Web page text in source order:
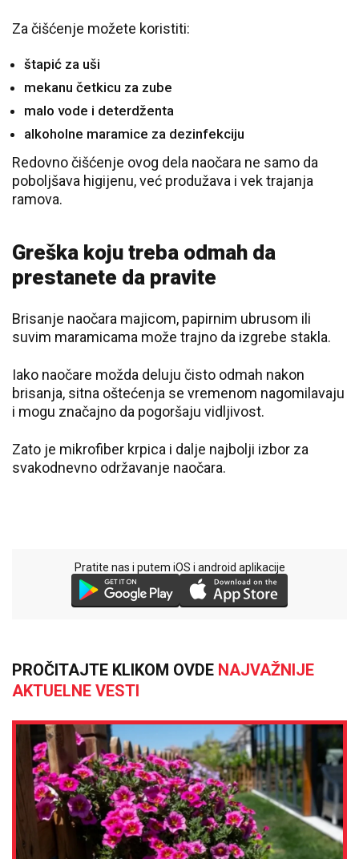
Za čišćenje možete koristiti:
štapić za uši
mekanu četkicu za zube
malo vode i deterdženta
alkoholne maramice za dezinfekciju
Redovno čišćenje ovog dela naočara ne samo da
poboljšava higijenu, već produžava i vek trajanja
ramova.
Greška koju treba odmah da
prestanete da pravite
Brisanje naočara majicom, papirnim ubrusom ili
suvim maramicama može trajno da izgrebe stakla.
Iako naočare možda deluju čisto odmah nakon
brisanja, sitna oštećenja se vremenom nagomilavaju
i mogu značajno da pogoršaju vidljivost.
Zato je mikrofiber krpica i dalje najbolji izbor za
svakodnevno održavanje naočara.
Pratite nas i putem iOS i android aplikacije
PROČITAJTE KLIKOM OVDE NAJVAŽNIJE
AKTUELNE VESTI